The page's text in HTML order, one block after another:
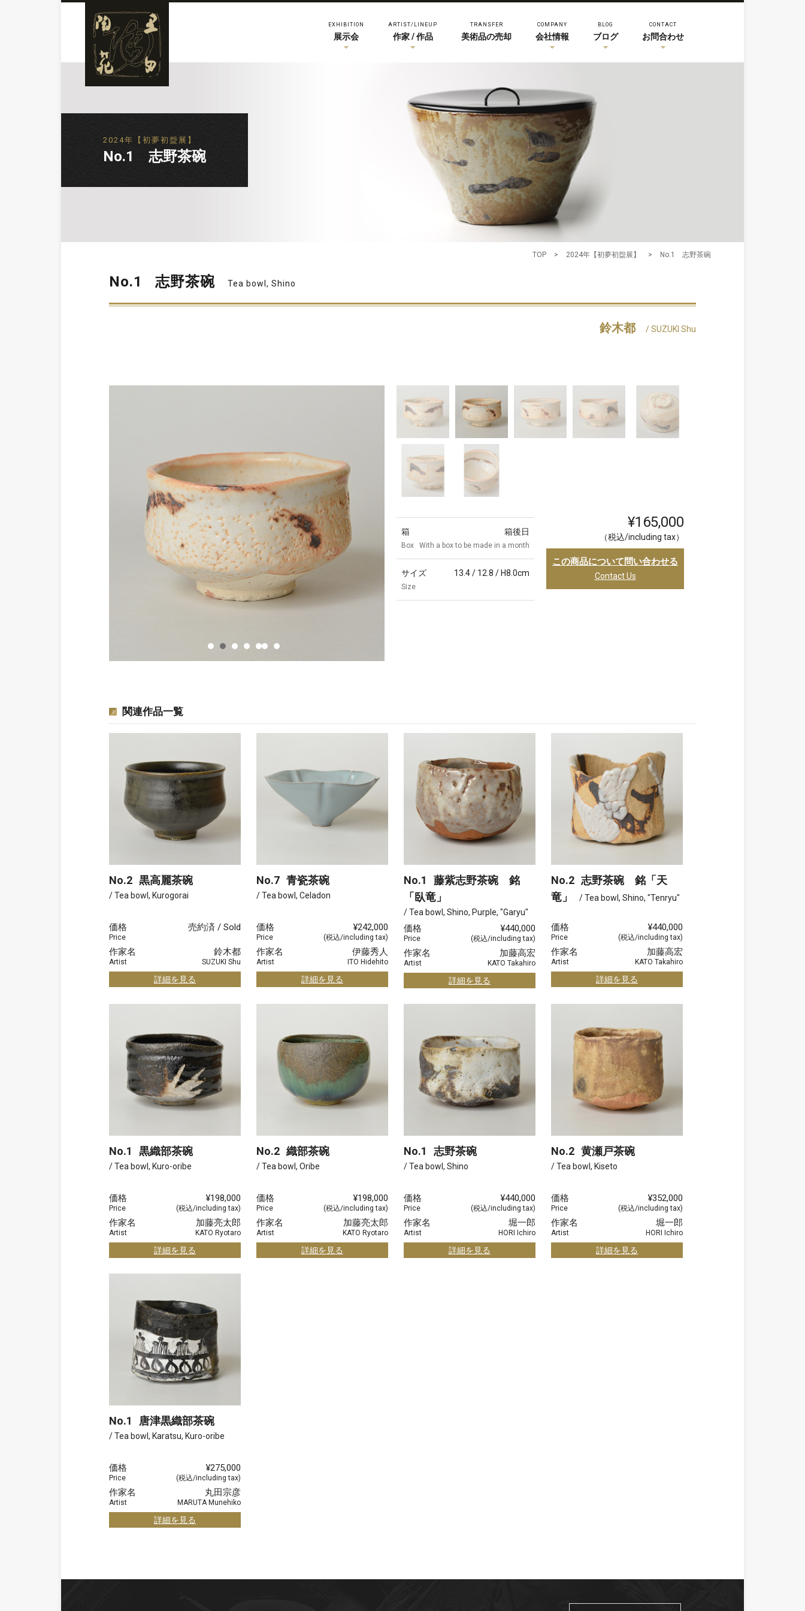
EXHIBITION
展示会
ARTIST/LINEUP
作家 / 作品
TRANSFER
美術品の売却
COMPANY
会社情報
BLOG
ブログ
CONTACT
お問合わせ
2024年【初夢初盌展】
No.1 志野茶碗
TOP > 2024年【初夢初盌展】 > No.1 志野茶碗
No.1 志野茶碗 Tea bowl, Shino
鈴木都 / SUZUKI Shu
箱
Box
箱後日
With a box to be made in a month
サイズ
Size
13.4 / 12.8 / H8.0cm
¥165,000
（税込/including tax）
この商品について問い合わせる
Contact Us
関連作品一覧
No.2 黒高麗茶碗
/ Tea bowl, Kurogorai
価格
Price
売約済 / Sold
作家名
Artist
鈴木都
SUZUKI Shu
詳細を見る
No.7 青瓷茶碗
/ Tea bowl, Celadon
価格
Price
¥242,000
(税込/including tax)
作家名
Artist
伊藤秀人
ITO Hidehito
詳細を見る
No.1
藤紫志野茶碗 銘
「臥竜」
/ Tea bowl, Shino, Purple, "Garyu"
価格
Price
¥440,000
(税込/including tax)
作家名
Artist
加藤高宏
KATO Takahiro
詳細を見る
No.2 志野茶碗 銘「天
竜」
/ Tea bowl, Shino, "Tenryu"
価格
Price
¥440,000
(税込/including tax)
作家名
Artist
加藤高宏
KATO Takahiro
詳細を見る
No.1 黒織部茶碗
/ Tea bowl, Kuro-oribe
価格
Price
¥198,000
(税込/including tax)
作家名
Artist
加藤亮太郎
KATO Ryotaro
詳細を見る
No.2 織部茶碗
/ Tea bowl, Oribe
価格
Price
¥198,000
(税込/including tax)
作家名
Artist
加藤亮太郎
KATO Ryotaro
詳細を見る
No.1 志野茶碗
/ Tea bowl, Shino
価格
Price
¥440,000
(税込/including tax)
作家名
Artist
堀一郎
HORI Ichiro
詳細を見る
No.2 黄瀬戸茶碗
/ Tea bowl, Kiseto
価格
Price
¥352,000
(税込/including tax)
作家名
Artist
堀一郎
HORI Ichiro
詳細を見る
No.1 唐津黒織部茶碗
/ Tea bowl, Karatsu, Kuro-oribe
価格
Price
¥275,000
(税込/including tax)
作家名
Artist
丸田宗彦
MARUTA Munehiko
詳細を見る